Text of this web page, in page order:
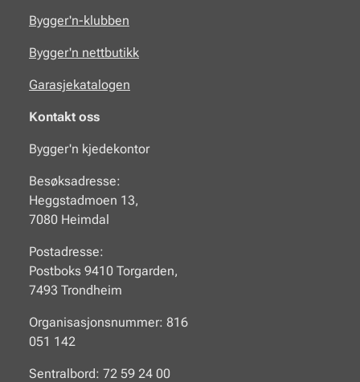
Bygger'n-klubben
Bygger'n nettbutikk
Garasjekatalogen
Kontakt oss
Bygger'n kjedekontor
Besøksadresse:
Heggstadmoen 13,
7080 Heimdal
Postadresse:
Postboks 9410 Torgarden,
7493 Trondheim
Organisasjonsnummer: 816
051 142
Sentralbord: 72 59 24 00